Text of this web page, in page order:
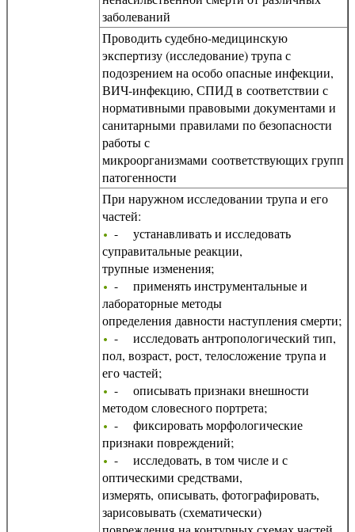
заболеваний
Проводить судебно-медицинскую
экспертизу (исследование) трупа с
подозрением на особо опасные инфекции,
ВИЧ-инфекцию, СПИД в соответствии с
нормативными правовыми документами и
санитарными правилами по безопасности
работы с
микроорганизмами соответствующих групп
патогенности
При наружном исследовании трупа и его
частей:
- устанавливать и исследовать
суправитальные реакции,
трупные изменения;
- применять инструментальные и
лабораторные методы
определения давности наступления смерти;
- исследовать антропологический тип,
пол, возраст, рост, телосложение трупа и
его частей;
- описывать признаки внешности
методом словесного портрета;
- фиксировать морфологические
признаки повреждений;
- исследовать, в том числе и с
оптическими средствами,
измерять, описывать, фотографировать,
зарисовывать (схематически)